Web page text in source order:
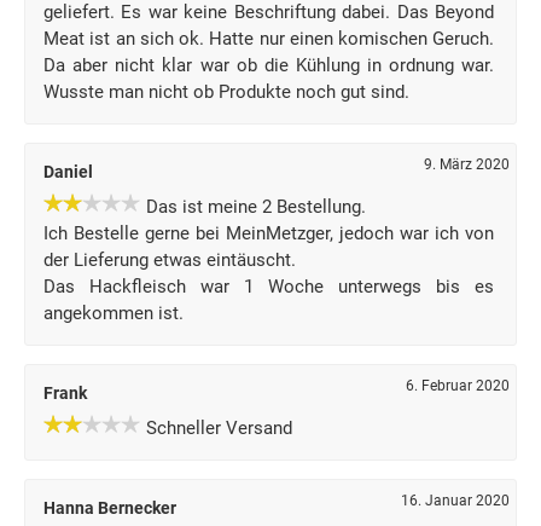
geliefert. Es war keine Beschriftung dabei. Das Beyond
Meat ist an sich ok. Hatte nur einen komischen Geruch.
Da aber nicht klar war ob die Kühlung in ordnung war.
Wusste man nicht ob Produkte noch gut sind.
Daniel 9. März 2020
Das ist meine 2 Bestellung.
Ich Bestelle gerne bei MeinMetzger, jedoch war ich von
der Lieferung etwas eintäuscht.
Das Hackfleisch war 1 Woche unterwegs bis es
angekommen ist.
Frank 6. Februar 2020
Schneller Versand
Hanna Bernecker 16. Januar 2020